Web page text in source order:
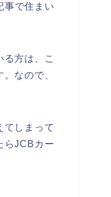
事で住まい
方は、こ
なので、
てしまって
らJCBカー